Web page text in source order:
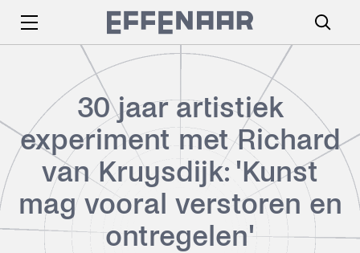
30 jaar artistiek
experiment met Richard
van Kruysdijk: 'Kunst
mag vooral verstoren en
ontregelen'